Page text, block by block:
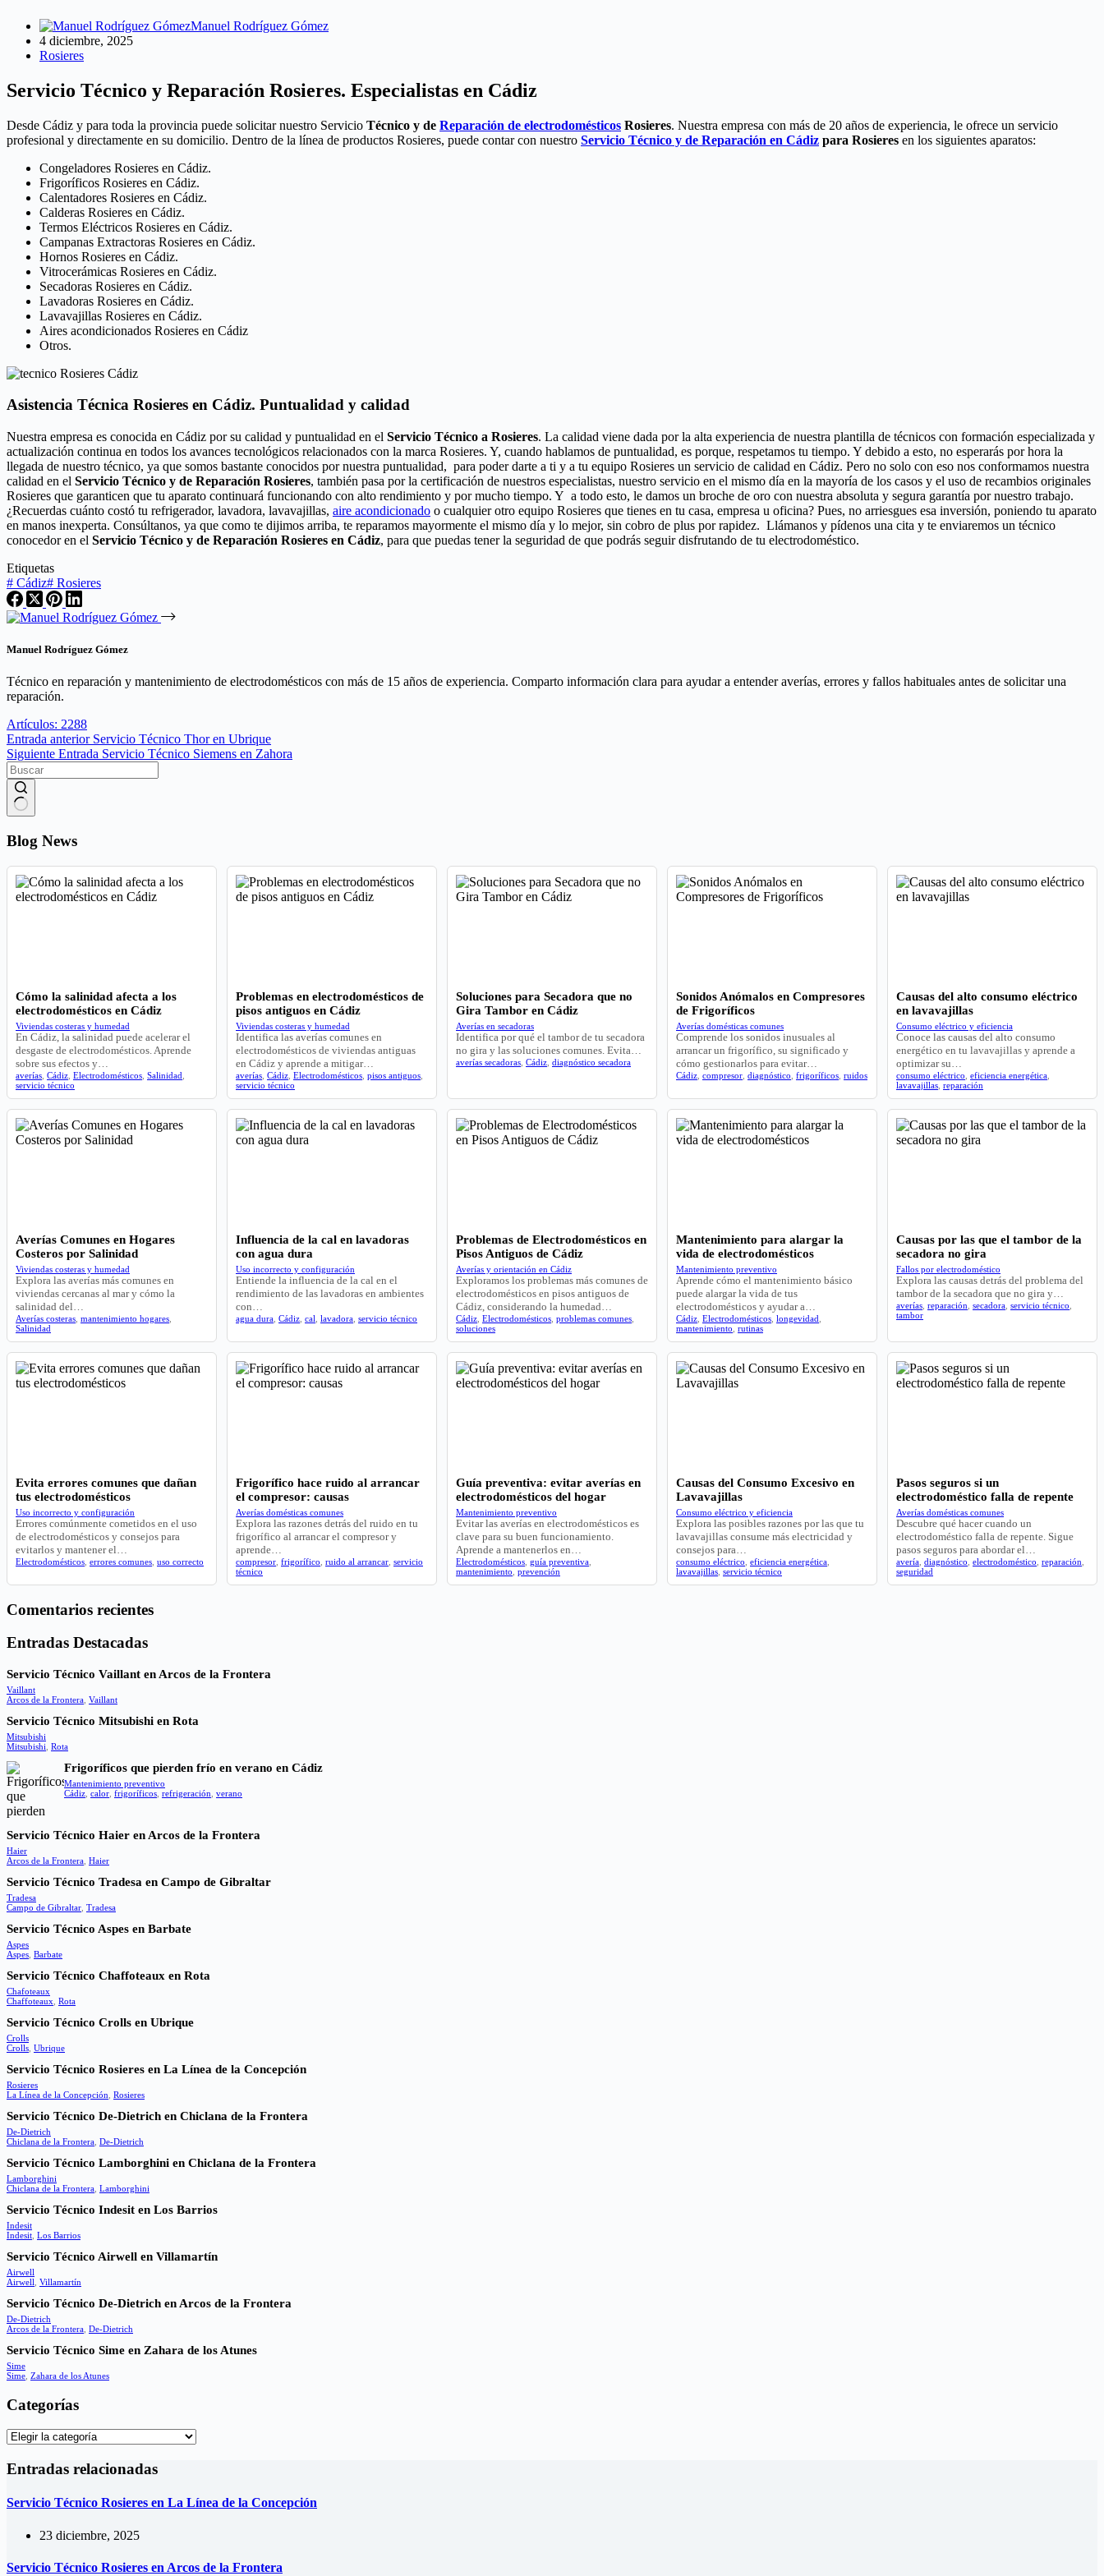
Manuel Rodríguez Gómez
4 diciembre, 2025
Rosieres
Servicio Técnico y Reparación Rosieres. Especialistas en Cádiz
Desde Cádiz y para toda la provincia puede solicitar nuestro Servicio Técnico y de Reparación de electrodomésticos Rosieres. Nuestra empresa con más de 20 años de experiencia, le ofrece un servicio
profesional y directamente en su domicilio. Dentro de la línea de productos Rosieres, puede contar con nuestro Servicio Técnico y de Reparación en Cádiz para Rosieres en los siguientes aparatos:
Congeladores Rosieres en Cádiz.
Frigoríficos Rosieres en Cádiz.
Calentadores Rosieres en Cádiz.
Calderas Rosieres en Cádiz.
Termos Eléctricos Rosieres en Cádiz.
Campanas Extractoras Rosieres en Cádiz.
Hornos Rosieres en Cádiz.
Vitrocerámicas Rosieres en Cádiz.
Secadoras Rosieres en Cádiz.
Lavadoras Rosieres en Cádiz.
Lavavajillas Rosieres en Cádiz.
Aires acondicionados Rosieres en Cádiz
Otros.
Asistencia Técnica Rosieres en Cádiz. Puntualidad y calidad
Nuestra empresa es conocida en Cádiz por su calidad y puntualidad en el Servicio Técnico a Rosieres. La calidad viene dada por la alta experiencia de nuestra plantilla de técnicos con formación especializada y
actualización continua en todos los avances tecnológicos relacionados con la marca Rosieres. Y, cuando hablamos de puntualidad, es porque, respetamos tu tiempo. Y debido a esto, no esperarás por hora la
llegada de nuestro técnico, ya que somos bastante conocidos por nuestra puntualidad, para poder darte a ti y a tu equipo Rosieres un servicio de calidad en Cádiz. Pero no solo con eso nos conformamos nuestra
calidad en el Servicio Técnico y de Reparación Rosieres, también pasa por la certificación de nuestros especialistas, nuestro servicio en el mismo día en la mayoría de los casos y el uso de recambios originales
Rosieres que garanticen que tu aparato continuará funcionando con alto rendimiento y por mucho tiempo. Y a todo esto, le damos un broche de oro con nuestra absoluta y segura garantía por nuestro trabajo.
¿Recuerdas cuánto costó tu refrigerador, lavadora, lavavajillas, aire acondicionado o cualquier otro equipo Rosieres que tienes en tu casa, empresa u oficina? Pues, no arriesgues esa inversión, poniendo tu aparato
en manos inexperta. Consúltanos, ya que como te dijimos arriba, te reparamos mayormente el mismo día y lo mejor, sin cobro de plus por rapidez. Llámanos y pídenos una cita y te enviaremos un técnico
conocedor en el Servicio Técnico y de Reparación Rosieres en Cádiz, para que puedas tener la seguridad de que podrás seguir disfrutando de tu electrodoméstico.
Etiquetas
# Cádiz# Rosieres
Manuel Rodríguez Gómez
Técnico en reparación y mantenimiento de electrodomésticos con más de 15 años de experiencia. Comparto información clara para ayudar a entender averías, errores y fallos habituales antes de solicitar una
reparación.
Artículos: 2288
Entrada anterior Servicio Técnico Thor en Ubrique
Siguiente Entrada Servicio Técnico Siemens en Zahora
resultados
Blog News
Cómo la salinidad afecta a los
electrodomésticos en Cádiz
Viviendas costeras y humedad
En Cádiz, la salinidad puede acelerar el
desgaste de electrodomésticos. Aprende
sobre sus efectos y…
averías Cádiz Electrodomésticos Salinidad
servicio técnico
Problemas en electrodomésticos de
pisos antiguos en Cádiz
Viviendas costeras y humedad
Identifica las averías comunes en
electrodomésticos de viviendas antiguas
en Cádiz y aprende a mitigar…
averías Cádiz Electrodomésticos pisos antiguos
servicio técnico
Soluciones para Secadora que no
Gira Tambor en Cádiz
Averías en secadoras
Identifica por qué el tambor de tu secadora
no gira y las soluciones comunes. Evita…
averías secadoras Cádiz diagnóstico secadora
Sonidos Anómalos en Compresores
de Frigoríficos
Averías domésticas comunes
Comprende los sonidos inusuales al
arrancar un frigorífico, su significado y
cómo gestionarlos para evitar…
Cádiz compresor diagnóstico frigoríficos ruidos
Causas del alto consumo eléctrico
en lavavajillas
Consumo eléctrico y eficiencia
Conoce las causas del alto consumo
energético en tu lavavajillas y aprende a
optimizar su…
consumo eléctrico eficiencia energética
lavavajillas reparación
Averías Comunes en Hogares
Costeros por Salinidad
Viviendas costeras y humedad
Explora las averías más comunes en
viviendas cercanas al mar y cómo la
salinidad del…
Averías costeras mantenimiento hogares
Salinidad
Influencia de la cal en lavadoras
con agua dura
Uso incorrecto y configuración
Entiende la influencia de la cal en el
rendimiento de las lavadoras en ambientes
con…
agua dura Cádiz cal lavadora servicio técnico
Problemas de Electrodomésticos en
Pisos Antiguos de Cádiz
Averías y orientación en Cádiz
Exploramos los problemas más comunes de
electrodomésticos en pisos antiguos de
Cádiz, considerando la humedad…
Cádiz Electrodomésticos problemas comunes
soluciones
Mantenimiento para alargar la
vida de electrodomésticos
Mantenimiento preventivo
Aprende cómo el mantenimiento básico
puede alargar la vida de tus
electrodomésticos y ayudar a…
Cádiz Electrodomésticos longevidad
mantenimiento rutinas
Causas por las que el tambor de la
secadora no gira
Fallos por electrodoméstico
Explora las causas detrás del problema del
tambor de la secadora que no gira y…
averías reparación secadora servicio técnico
tambor
Evita errores comunes que dañan
tus electrodomésticos
Uso incorrecto y configuración
Errores comúnmente cometidos en el uso
de electrodomésticos y consejos para
evitarlos y mantener el…
Electrodomésticos errores comunes uso correcto
Frigorífico hace ruido al arrancar
el compresor: causas
Averías domésticas comunes
Explora las razones detrás del ruido en tu
frigorífico al arrancar el compresor y
aprende…
compresor frigorífico ruido al arrancar servicio
técnico
Guía preventiva: evitar averías en
electrodomésticos del hogar
Mantenimiento preventivo
Evitar las averías en electrodomésticos es
clave para su buen funcionamiento.
Aprende a mantenerlos en…
Electrodomésticos guía preventiva
mantenimiento prevención
Causas del Consumo Excesivo en
Lavavajillas
Consumo eléctrico y eficiencia
Explora las posibles razones por las que tu
lavavajillas consume más electricidad y
consejos para…
consumo eléctrico eficiencia energética
lavavajillas servicio técnico
Pasos seguros si un
electrodoméstico falla de repente
Averías domésticas comunes
Descubre qué hacer cuando un
electrodoméstico falla de repente. Sigue
pasos seguros para abordar el…
avería diagnóstico electrodoméstico reparación
seguridad
Comentarios recientes
Entradas Destacadas
Servicio Técnico Vaillant en Arcos de la Frontera
Vaillant
Arcos de la Frontera Vaillant
Servicio Técnico Mitsubishi en Rota
Mitsubishi
Mitsubishi Rota
Frigoríficos que pierden frío en verano en Cádiz
Mantenimiento preventivo
Cádiz calor frigoríficos refrigeración verano
Servicio Técnico Haier en Arcos de la Frontera
Haier
Arcos de la Frontera Haier
Servicio Técnico Tradesa en Campo de Gibraltar
Tradesa
Campo de Gibraltar Tradesa
Servicio Técnico Aspes en Barbate
Aspes
Aspes Barbate
Servicio Técnico Chaffoteaux en Rota
Chafoteaux
Chaffoteaux Rota
Servicio Técnico Crolls en Ubrique
Crolls
Crolls Ubrique
Servicio Técnico Rosieres en La Línea de la Concepción
Rosieres
La Línea de la Concepción Rosieres
Servicio Técnico De-Dietrich en Chiclana de la Frontera
De-Dietrich
Chiclana de la Frontera De-Dietrich
Servicio Técnico Lamborghini en Chiclana de la Frontera
Lamborghini
Chiclana de la Frontera Lamborghini
Servicio Técnico Indesit en Los Barrios
Indesit
Indesit Los Barrios
Servicio Técnico Airwell en Villamartín
Airwell
Airwell Villamartín
Servicio Técnico De-Dietrich en Arcos de la Frontera
De-Dietrich
Arcos de la Frontera De-Dietrich
Servicio Técnico Sime en Zahara de los Atunes
Sime
Sime Zahara de los Atunes
Categorías
Categorías
Entradas relacionadas
Servicio Técnico Rosieres en La Línea de la Concepción
23 diciembre, 2025
Servicio Técnico Rosieres en Arcos de la Frontera